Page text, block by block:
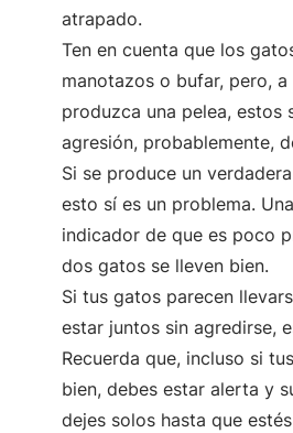
atrapado.
Ten en cuenta que los
manotazos o bufar, pero, a
produzca una pelea, estos
agresión, probablemente,
Si se produce un
esto sí es un problema.
indicador de que es poco
dos gatos se lleven bien.
Si tus gatos parecen
estar juntos sin agredirse,
Recuerda que, incluso si
bien, debes estar alerta y
dejes solos hasta que